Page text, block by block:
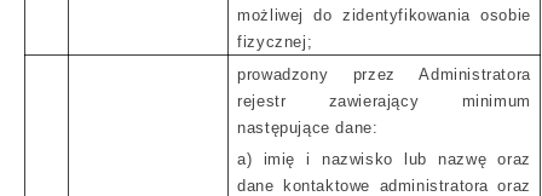
możliwej do zidentyfikowania osobie
fizycznej;
prowadzony przez Administratora
rejestr zawierający minimum
następujące dane:
a) imię i nazwisko lub nazwę oraz
dane kontaktowe administratora oraz